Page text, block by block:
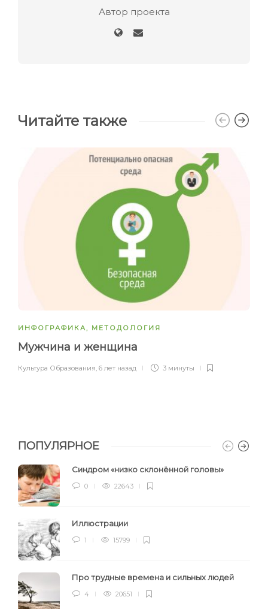
Автор проекта
Читайте также
ИНФОГРАФИКА , МЕТОДОЛОГИЯ
Мужчина и женщина
Культура Образования 6 лет назад 3 минуты
ПОПУЛЯРНОЕ
Синдром «низко склонённой головы»
0 22643
Иллюстрации
1 15799
Про трудные времена и сильных людей
4 20651